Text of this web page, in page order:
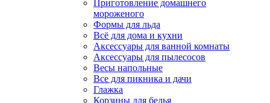
Приготовление домашнего
мороженого
Формы для льда
Всё для дома и кухни
Аксессуары для ванной комнаты
Аксессуары для пылесосов
Весы напольные
Все для пикника и дачи
Глажка
Корзины для белья